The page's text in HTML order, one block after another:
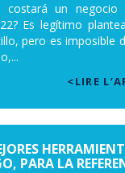
costará un
Es legítimo
pero es imposible
<LIRE
PARA LA